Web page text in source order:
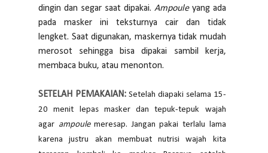
dingin dan segar saat dipakai. Ampoule yang ada
pada masker ini teksturnya cair dan tidak
lengket. Saat digunakan, maskernya tidak mudah
merosot sehingga bisa dipakai sambil kerja,
membaca buku, atau menonton.
SETELAH PEMAKAIAN:Setelah diapaki selama 15-
20 menit lepas masker dan tepuk-tepuk wajah
agar ampoulemeresap. Jangan pakai terlalu lama
karena justru akan membuat nutrisi wajah kita